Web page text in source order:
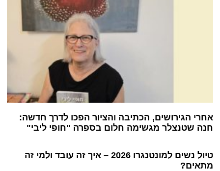
אחרי הגירושים, הכתיבה והציור הפכו לדרך חדשה:
חנה שטנצלר מגשימה חלום בספרה "חופי ליבי"
טיול נשים למונטנגרו 2026 – איך זה עובד ולמי זה
מתאים?